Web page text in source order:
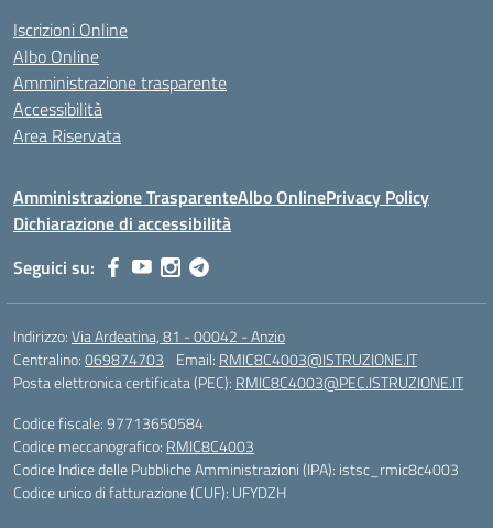
Iscrizioni Online
Albo Online
Amministrazione trasparente
Accessibilità
Area Riservata
Amministrazione TrasparenteAlbo OnlinePrivacy Policy
Dichiarazione di accessibilità
Seguici su:
Indirizzo:Via Ardeatina, 81 - 00042 - Anzio
Centralino:069874703 Email: RMIC8C4003@ISTRUZIONE.IT
Posta elettronica certificata (PEC): RMIC8C4003@PEC.ISTRUZIONE.IT
Codice fiscale: 97713650584
Codice meccanografico: RMIC8C4003
Codice Indice delle Pubbliche Amministrazioni (IPA): istsc_rmic8c4003
Codice unico di fatturazione (CUF): UFYDZH